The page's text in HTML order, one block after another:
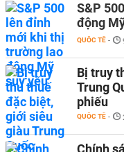
S&P
động
QUỐC TẾ -
Bị truy
Trung
phiếu
QUỐC TẾ -
Chính